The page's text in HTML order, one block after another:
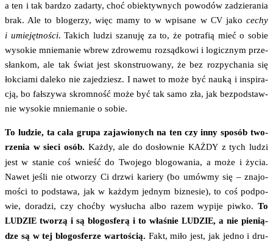
a ten i tak bar­dzo zadar­ty, choć obiek­tyw­nych powo­dów zadzie­ra­nia
brak. Ale to blo­ge­rzy, więc mamy to w wpi­sa­ne w CVjakocechy
i umie­jęt­no­ści. Takich ludzi sza­nu­ję za to, że potra­fią mieć o sobie
wyso­kie mnie­ma­nie wbrew zdro­we­mu roz­sąd­ko­wi i logicz­nym prze­
słan­kom, ale tak świat jest skon­stru­owa­ny, że bez roz­py­cha­nia się
łok­cia­mi dale­ko nie zaje­dziesz. I nawet to może być nauką i inspi­ra­
cją, bo fał­szy­wa skrom­ność może być tak samo zła, jak bez­pod­staw­
nie wyso­kie mnie­ma­nie o sobie.
To ludzie, ta cała gru­pa zaja­wio­nych na ten czy inny spo­sób two­
rze­nia w sie­ci osób. Każ­dy, ale do dosłow­nieKAŻDY z tych ludzi
jest w sta­nie coś wnieść do Two­je­go blo­go­wa­nia, a może i życia.
Nawet jeśli nie otwo­rzy Ci drzwi karie­ry (bo umów­my się – zna­jo­
mo­ści to pod­sta­wa, jak w każ­dym jed­nym biz­ne­sie), to coś pod­po­
wie, dora­dzi, czy choć­by wysłu­cha albo razem wypi­je piw­ko. To
LUDZIE two­rzą i są blo­gos­fe­rą i to wła­śnie LUDZIE, a nie pie­nią­
dze są w tej blo­gos­fe­rze war­to­ścią. Fakt, miło jest, jak jed­no i dru­